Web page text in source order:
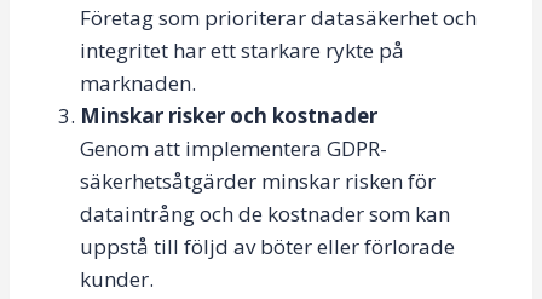
Företag som prioriterar datasäkerhet och
integritet har ett starkare rykte på
marknaden.
Minskar risker och kostnader
Genom att implementera GDPR-
säkerhetsåtgärder minskar risken för
dataintrång och de kostnader som kan
uppstå till följd av böter eller förlorade
kunder.